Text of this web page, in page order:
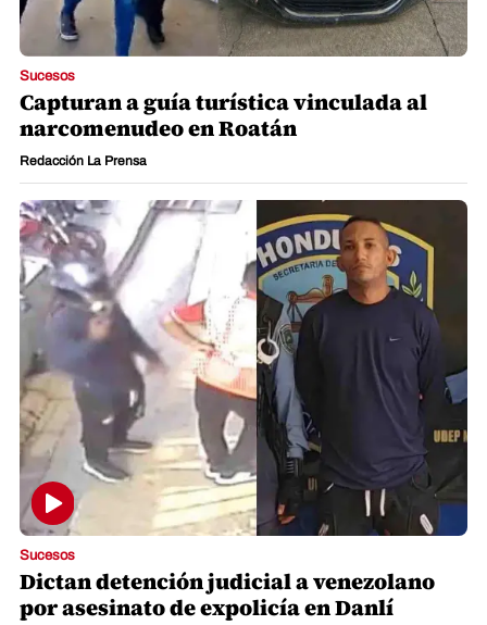
Sucesos
Capturan a guía turística vinculada al
narcomenudeo en Roatán
Redacción La Prensa
Sucesos
Dictan detención judicial a venezolano
por asesinato de expolicía en Danlí